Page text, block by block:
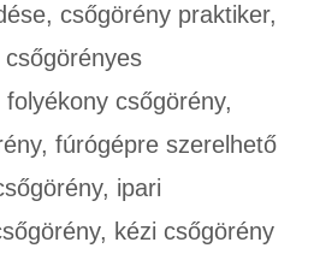
, csőgörény praktiker,
csőgörényes
folyékony csőgörény,
, fúrógépre szerelhető
, ipari
, kézi csőgörény